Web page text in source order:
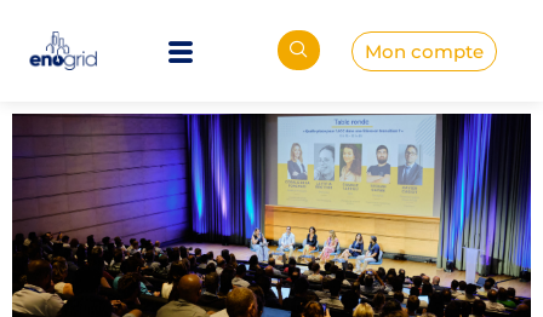
Mon compte